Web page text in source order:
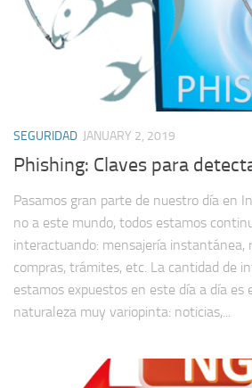
SEGURIDAD JANUARY 2, 2019
Phishing: Claves para
Pasamos gran parte de nuestro día en
no a este mundo, todos estamos
interactuando: mensajería instantánea,
compras, trámites, etc. La cantidad de
estamos expuestos en este día a día es
naturaleza muy variopinta: noticias,...